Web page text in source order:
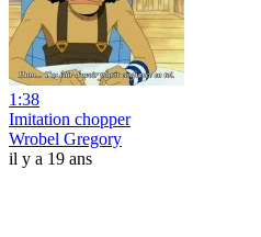
1:38
Imitation chopper
Wrobel Gregory
il y a 19 ans